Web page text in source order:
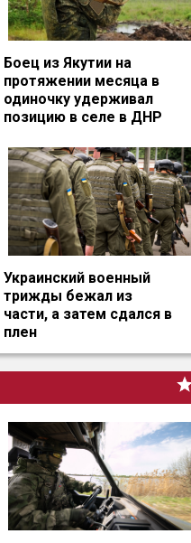
Боец из Якутии на
протяжении месяца в
одиночку удерживал
позицию в селе в ДНР
Украинский военный
трижды бежал из
части, а затем сдался в
плен